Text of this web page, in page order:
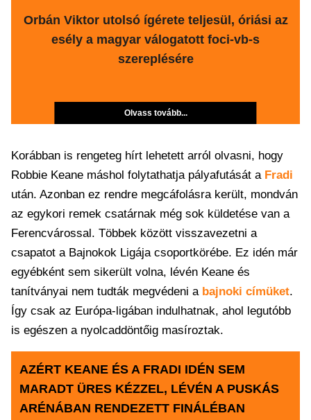
Orbán Viktor utolsó ígérete teljesül, óriási az
esély a magyar válogatott foci-vb-s
szereplésére
Olvass tovább...
Korábban is rengeteg hírt lehetett arról olvasni, hogy
Robbie Keane máshol folytathatja pályafutását a Fradi
után. Azonban ez rendre megcáfolásra került, mondván
az egykori remek csatárnak még sok küldetése van a
Ferencvárossal. Többek között visszavezetni a
csapatot a Bajnokok Ligája csoportkörébe. Ez idén már
egyébként sem sikerült volna, lévén Keane és
tanítványai nem tudták megvédeni a bajnoki címüket.
Így csak az Európa-ligában indulhatnak, ahol legutóbb
is egészen a nyolcaddöntőig masíroztak.
AZÉRT KEANE ÉS A FRADI IDÉN SEM
MARADT ÜRES KÉZZEL, LÉVÉN A PUSKÁS
ARÉNÁBAN RENDEZETT FINÁLÉBAN